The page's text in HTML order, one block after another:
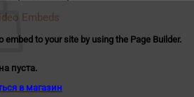
пуста.
в магазин
Embeds
embed to your site by using the Page Builder.